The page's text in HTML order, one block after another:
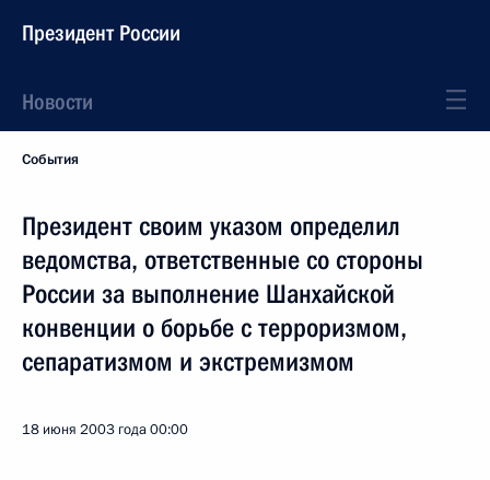
Президент России
Новости
События
Президент своим указом определил
ведомства, ответственные со стороны
России за выполнение Шанхайской
конвенции о борьбе с терроризмом,
сепаратизмом и экстремизмом
18 июня 2003 года00:00